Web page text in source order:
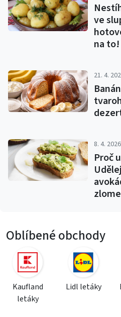
ve
na to!
21. 4.
8. 4.
Proč
Oblíbené obchody
Kaufland
letáky
Lidl letáky